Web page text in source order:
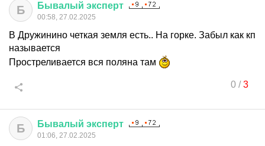
Б Бывалый эксперт
00:58, 27.02.2025
В Дружинино четкая земля есть.. На горке. Забыл как кп
называется
Простреливается вся поляна там
0/3
Б Бывалый эксперт
01:06, 27.02.2025